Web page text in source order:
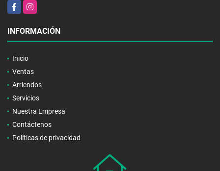
FacebookInstagram
INFORMACIÓN
Inicio
Ventas
Arriendos
Servicios
Nuestra Empresa
Contáctenos
Políticas de privacidad